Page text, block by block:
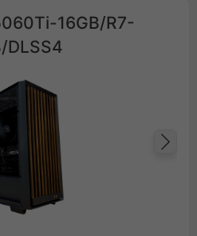
16GB/R7-
DLSS4